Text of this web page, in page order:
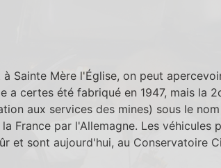
Sainte Mère l'Église, on peut
a certes été fabriqué en 1947, mais la
aux services des mines) sous le
France par l'Allemagne. Les véhicules
et sont aujourd'hui, au Conservatoire